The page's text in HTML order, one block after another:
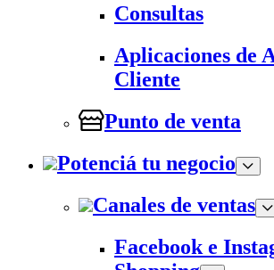
Consultas
Aplicaciones de
Cliente
Punto de venta
Potenciá tu negocio
Canales de ventas
Facebook e